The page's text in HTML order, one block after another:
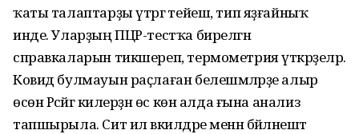
ҡаты талаптарҙы үтәргә тейеш, тип яҙғайныҡ
инде. Уларҙың ПЦР-тестҡа бирелгән
справкаларын тикшереп, термометрия үткәрҙеләр.
Ковид булмауын раҫлаған белешмәләрҙе алыр
өсөн Рәсәйгә килерҙән өс көн алда ғына анализ
тапшырыла. Сит ил вәкилдәре менән бәйләнештә